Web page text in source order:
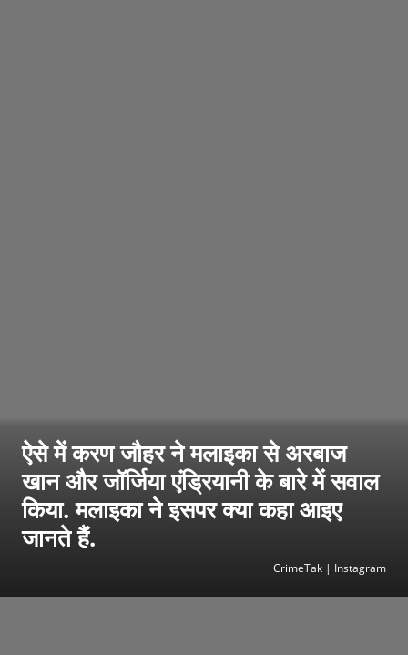
ऐसे में करण जौहर ने मलाइका से अरबाज
खान और जॉर्जिया एंड्रियानी के बारे में सवाल
किया. मलाइका ने इसपर क्या कहा आइए
जानते हैं.
CrimeTak | Instagram